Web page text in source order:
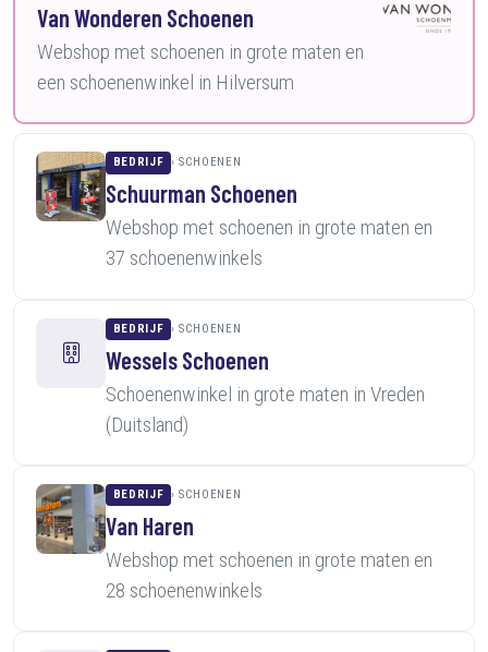
Van Wonderen Schoenen
Webshop met schoenen in grote maten en
een schoenenwinkel in Hilversum
BEDRIJF SCHOENEN
Schuurman Schoenen
Webshop met schoenen in grote maten en
37 schoenenwinkels
BEDRIJF SCHOENEN
Wessels Schoenen
Schoenenwinkel in grote maten in Vreden
(Duitsland)
BEDRIJF SCHOENEN
Van Haren
Webshop met schoenen in grote maten en
28 schoenenwinkels